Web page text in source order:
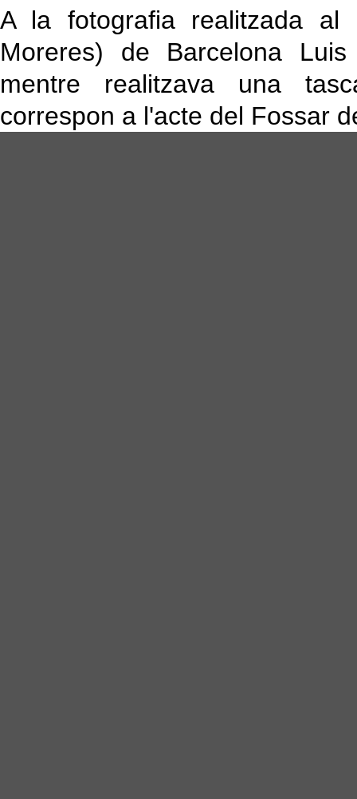
A la fotografia realitzada
Moreres) de Barcelona
mentre realitzava una
correspon a l'acte del Fossar